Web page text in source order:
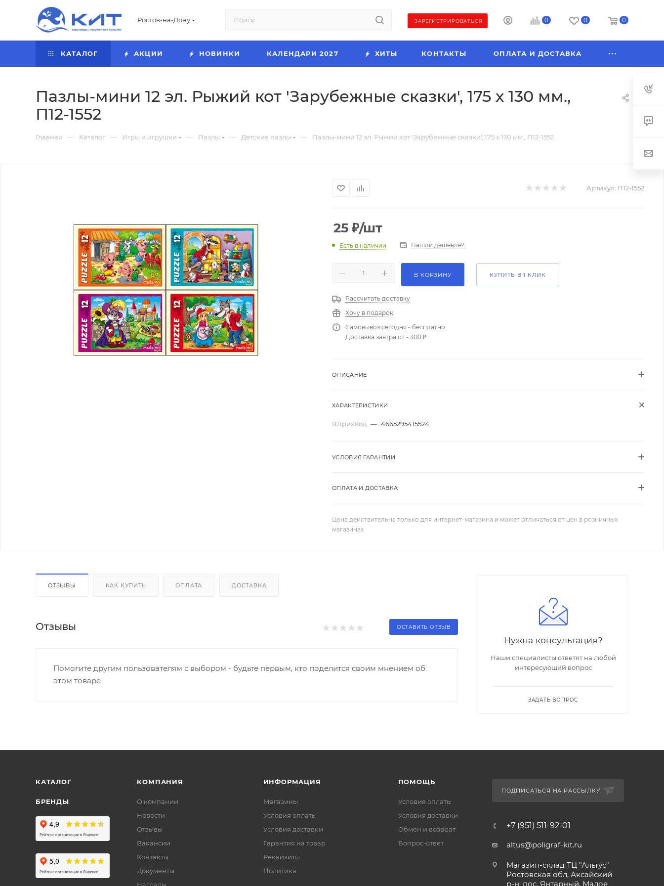
Ростов-на-Дону ЗАРЕГИСТРИРОВАТЬСЯ 0 0 0
КАТАЛОГ АКЦИИ НОВИНКИ КАЛЕНДАРИ 2027 ХИТЫ КОНТАКТЫ ОПЛАТА И ДОСТАВКА
Пазлы-мини 12 эл. Рыжий кот 'Зарубежные сказки', 175 х 130 мм.,
П12-1552
Главная — Каталог — Игры и игрушки — Пазлы — Детские пазлы — Пазлы-мини 12 эл. Рыжий кот 'Зарубежные сказки', 175 х 130 мм., П12-1552
Артикул: П12-1552
25 ₽/шт
Есть в наличии Нашли дешевле?
В КОРЗИНУ КУПИТЬ В 1 КЛИК
Рассчитать доставку
Хочу в подарок
Самовывоз сегодня - бесплатно
Доставка завтра от - 300 ₽
ОПИСАНИЕ
ХАРАКТЕРИСТИКИ
ШтрихКод — 4665295415524
УСЛОВИЯ ГАРАНТИИ
ОПЛАТА И ДОСТАВКА
Цена действительна только для интернет-магазина и может отличаться от цен в розничных
магазинах
ОТЗЫВЫ КАК КУПИТЬ ОПЛАТА ДОСТАВКА
Отзывы ОСТАВИТЬ ОТЗЫВ
Помогите другим пользователям с выбором - будьте первым, кто поделится своим мнением об
этом товаре
Нужна консультация?
Наши специалисты ответят на любой
интересующий вопрос
ЗАДАТЬ ВОПРОС
КАТАЛОГ
БРЕНДЫ
КОМПАНИЯ
О компании
Новости
Отзывы
Вакансии
Контакты
Документы
ИНФОРМАЦИЯ
Магазины
Условия оплаты
Условия доставки
Гарантия на товар
Реквизиты
Политика
ПОМОЩЬ
Условия оплаты
Условия доставки
Обмен и возврат
Вопрос-ответ
ПОДПИСАТЬСЯ НА РАССЫЛКУ
+7 (951) 511-92-01
altus@poligraf-kit.ru
Магазин-склад ТЦ "Альтус"
Ростовская обл, Аксайский
р-н, пос. Янтарный, Малое